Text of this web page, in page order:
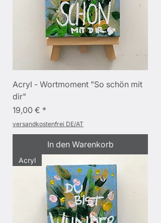
Acryl - Wortmoment "So schön mit
dir"
Preis
19,00 €
versandkostenfrei DE/AT
In den Warenkorb
Acryl